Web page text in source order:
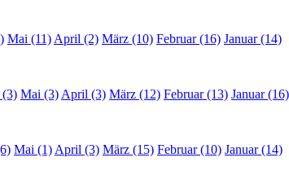
Mai (11)April (2) März (10) Februar (16) Januar (14)
(3) Mai (3)April (3) März (12) Februar (13) Januar (16)
Mai (1)April (3) März (15) Februar (10) Januar (14)